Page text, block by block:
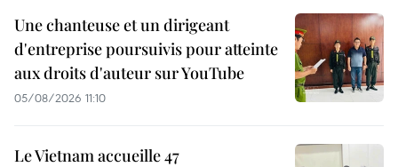
Une chanteuse et un dirigeant
d'entreprise poursuivis pour atteinte
aux droits d'auteur sur YouTube
05/08/2026 11:10
Le Vietnam accueille 47